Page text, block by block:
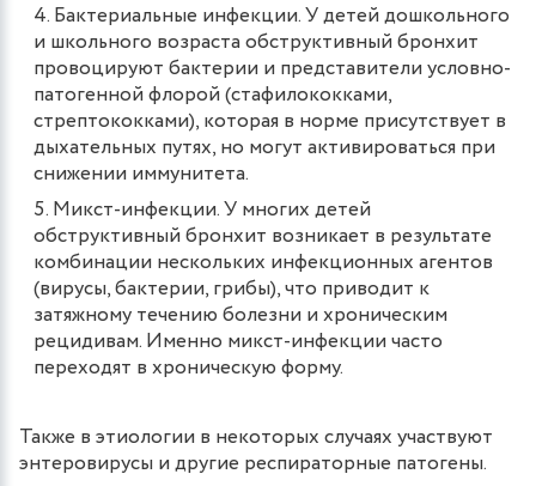
Бактериальные инфекции. У детей дошкольного
и школьного возраста обструктивный бронхит
провоцируют бактерии и представители условно-
патогенной флорой (стафилококками,
стрептококками), которая в норме присутствует в
дыхательных путях, но могут активироваться при
снижении иммунитета​.
Микст-инфекции. У многих детей
обструктивный бронхит возникает в результате
комбинации нескольких инфекционных агентов
(вирусы, бактерии, грибы), что приводит к
затяжному течению болезни и хроническим
рецидивам. Именно микст-инфекции часто
переходят в хроническую форму.
Также в этиологии в некоторых случаях участвуют
энтеровирусы и другие респираторные патогены.